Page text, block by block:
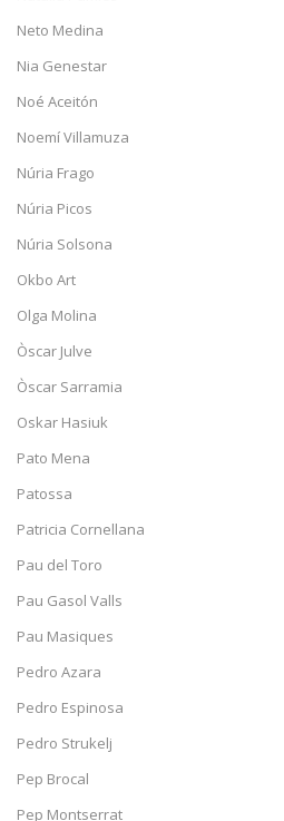
Neto Medina
Nia Genestar
Noé Aceitón
Noemí Villamuza
Núria Frago
Núria Picos
Núria Solsona
Okbo Art
Olga Molina
Òscar Julve
Òscar Sarramia
Oskar Hasiuk
Pato Mena
Patossa
Patricia Cornellana
Pau del Toro
Pau Gasol Valls
Pau Masiques
Pedro Azara
Pedro Espinosa
Pedro Strukelj
Pep Brocal
Pep Montserrat